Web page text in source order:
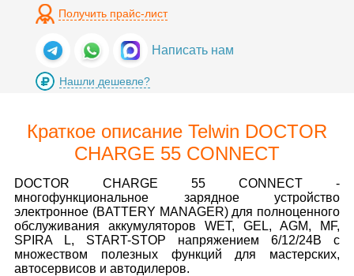
Получить прайс-лист
Написать нам
Нашли дешевле?
Краткое описание Telwin DOCTOR
CHARGE 55 CONNECT
DOCTOR CHARGE 55 CONNECT -
многофункциональное зарядное устройство
электронное (BATTERY MANAGER) для полноценного
обслуживания аккумуляторов WET, GEL, AGM, MF,
SPIRA L, START-STOP напряжением 6/12/24В с
множеством полезных функций для мастерских,
автосервисов и автодилеров.